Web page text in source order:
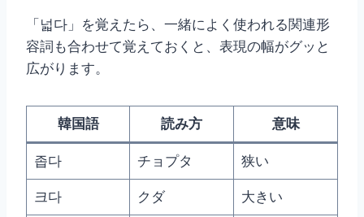
「넓다」を覚えたら、一緒によく使われる関連形
容詞も合わせて覚えておくと、表現の幅がグッと
広がります。
韓国語 読み方 意味
좁다 チョプタ 狭い
크다 クダ 大きい